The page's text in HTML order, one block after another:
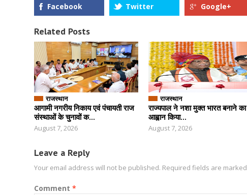
Facebook Twitter Google+
Related Posts
राजस्थान
आगामी नगरीय निकाय एवं पंचायती राज
संस्थाओं के चुनावों क...
August 7, 2026
राजस्थान
राज्यपाल ने नशा मुक्त भारत बनाने का
आह्वान किया...
August 7, 2026
Leave a Reply
Your email address will not be published. Required fields are marked
Comment *